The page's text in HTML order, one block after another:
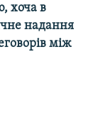
хоча в
надання
між